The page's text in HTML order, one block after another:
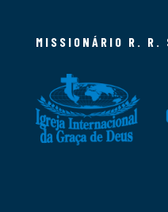
MISSIONÁRIO R. R.